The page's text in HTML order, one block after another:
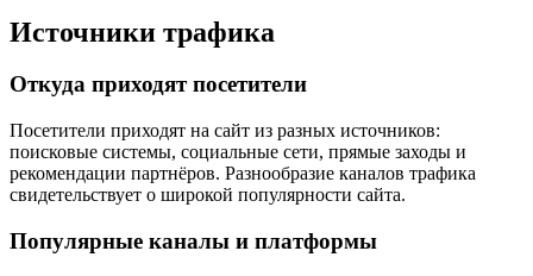
Источники трафика
Откуда приходят посетители
Посетители приходят на сайт из разных источников:
поисковые системы, социальные сети, прямые заходы и
рекомендации партнёров. Разнообразие каналов трафика
свидетельствует о широкой популярности сайта.
Популярные каналы и платформы